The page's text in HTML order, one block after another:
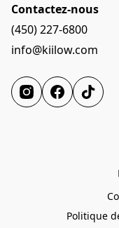
Contactez-nous
(450) 227-6800
info@kiilow.com
Politique